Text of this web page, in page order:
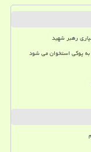
رهبر شهید
پوکی استخوان می شود